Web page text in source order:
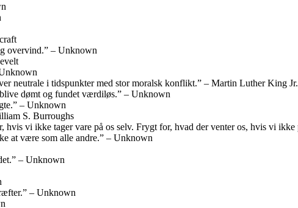
overvind.” – Unknown
neutrale i tidspunkter med stor moralsk konflikt.” – Martin Luther King Jr.
dømt og fundet værdiløs.” – Unknown
– Unknown
S. Burroughs
vi ikke tager vare på os selv. Frygt for, hvad der venter os, hvis vi ikke
at være som alle andre.” – Unknown
– Unknown
– Unknown